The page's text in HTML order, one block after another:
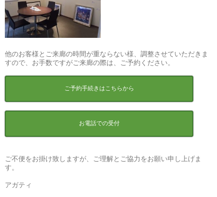
他のお客様とご来廊の時間が重ならない様、調整させていただきま
すので、お手数ですがご来廊の際は、ご予約ください。
ご予約手続きはこちらから
お電話での受付
ご不便をお掛け致しますが、ご理解とご協力をお願い申し上げま
す。
アガティ